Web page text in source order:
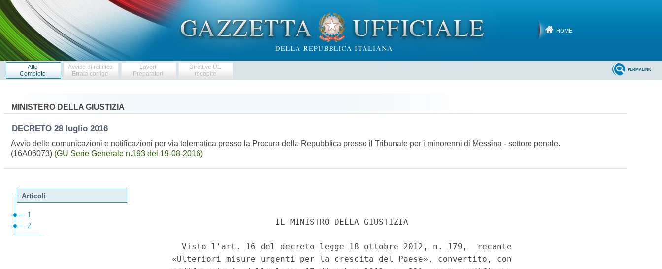
HOME
Atto
Completo
Avviso di rettifica
Errata corrige
Lavori
Preparatori
Direttive UE
recepite
PERMALINK
MINISTERO DELLA GIUSTIZIA
DECRETO 28 luglio 2016
Avvio delle comunicazioni e notificazioni per via telematica presso la Procura della Repubblica presso il Tribunale per i minorenni di Messina - settore penale.
(16A06073) (GU Serie Generale n.193 del 19-08-2016)